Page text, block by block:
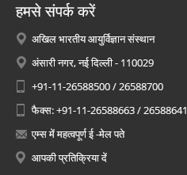
हमसे संपर्क करें
अखिल भारतीय आयुर्विज्ञान संस्थान
अंसारी नगर, नई दिल्ली - 110029
+91-11-26588500 / 26588700
फैक्स: +91-11-26588663 / 26588641
एम्स में महत्वपूर्ण ई -मेल पते
आपकी प्रतिक्रिया दें